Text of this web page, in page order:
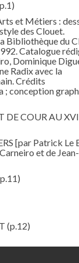
et Métiers :
des Clouet.
Bibliothèque du
Catalogue
Dominique
Radix avec la
Crédits
; conception
DE COUR AU
[par Patrick
et de
(p.12)